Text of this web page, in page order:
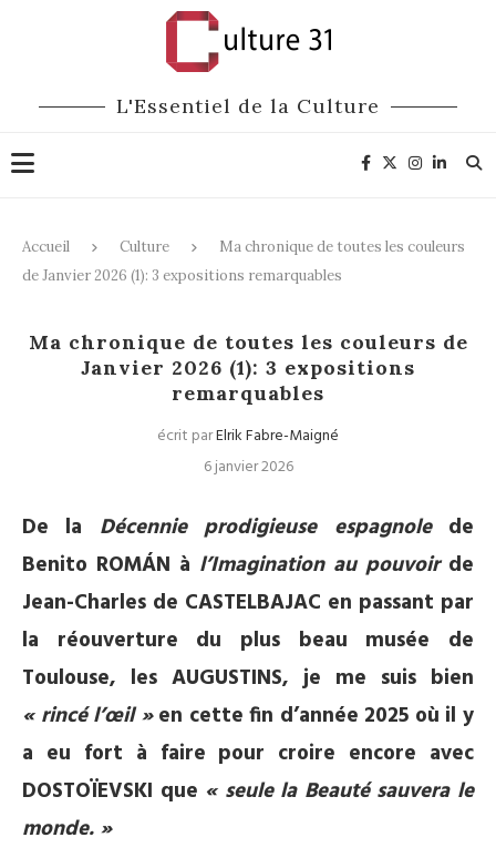
L'Essentiel de la Culture
Accueil Culture
Ma chronique de toutes les couleurs
de Janvier 2026 (1): 3 expositions remarquables
Ma chronique de toutes les couleurs de
Janvier 2026 (1): 3 expositions
remarquables
écrit parElrik Fabre-Maigné
6 janvier 2026
De la Décennie prodigieuse espagnolede
Benito ROMÁN à l’Imagination au pouvoirde
Jean-Charles de CASTELBAJAC en passant par
la réouverture du plus beau musée de
Toulouse, les AUGUSTINS, je me suis bien
« rincé l’œil »en cette fin d’année 2025 où il y
a eu fort à faire pour croire encore avec
DOSTOÏEVSKI que « seule la Beauté sauvera le
monde. »